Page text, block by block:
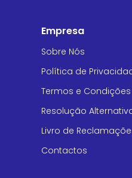
Empresa
Sobre Nós
Política de
Termos e Condições
Resolução
Livro de
Contactos